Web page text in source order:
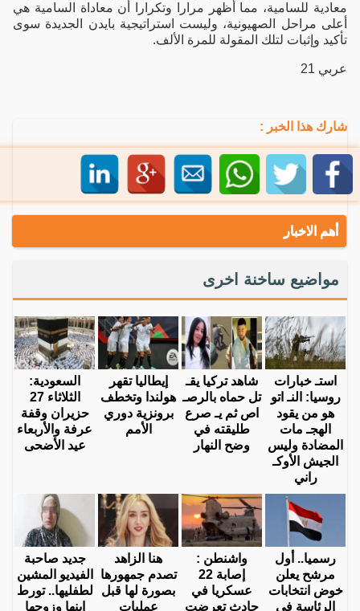
معادية للسامية، مما أظهر مرارا وتكرارا أن معاداة السامية هي
أعلى مراحل الصهيونية، وليست استراتيجية بايدن الجديدة سوى
تأكيد وإثبات لتلك المقولة للمرة الألف.
عربي 21
شارك هذا الخبر :
أهم الاخبار
مواضيع ساخنة اخرى
استـ خبارات
روسيا: النـ اتو
هو من يقود
الهجـ مات
المضادة وليس
الجيش الأوكـ
راني
شاهد تركيا يقـ
تل حماه بالرصـ
اص ثم يـ صرع
طليقته في
وضح النهار
إيطاليا تقهر
هولندا وتخطف
برونزية دوري
الأمم
السعودية:
الثلاثاء 27
حزيران وقفة
عرفة والأربعاء
عيد الأضحى
رسميا.. أول
مرشح يعلن
خوض انتخابات
الرئاسة في
واشنطن :
إصابة 22
عسكريا في
حادث تعرضت
هنا الزاهد
تصدم جمهورها
بصورة لها قبل
عمليات
جديد صاحبة
الفيديو المشين
لطفليها.. تورط
ابنها وزوجها